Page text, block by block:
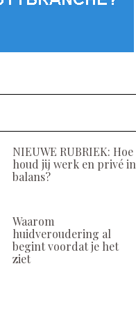
NIEUWE RUBRIEK: Hoe
houd jij werk en privé in
balans?
Waarom
huidveroudering al
begint voordat je het
ziet